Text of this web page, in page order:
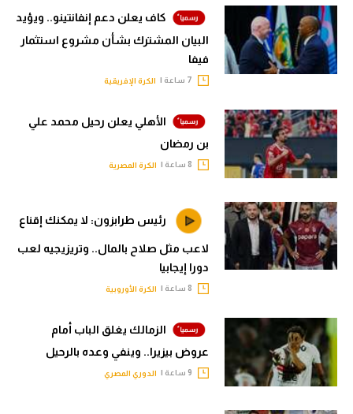
كاف يعلن دعم إنفانتينو.. ويؤيد
البيان المشترك بشأن مشروع استثمار
فيفا
الكرة الإفريقية
الأهلي يعلن رحيل محمد علي
بن رمضان
الكرة المصرية
رئيس طرابزون: لا يمكنك إقناع
لاعب مثل صلاح بالمال.. وتريزيجيه لعب
دورا إيجابيا
الكرة الأوروبية
الزمالك يغلق الباب أمام
عروض بيزيرا.. وينفي وعده بالرحيل
الدوري المصري